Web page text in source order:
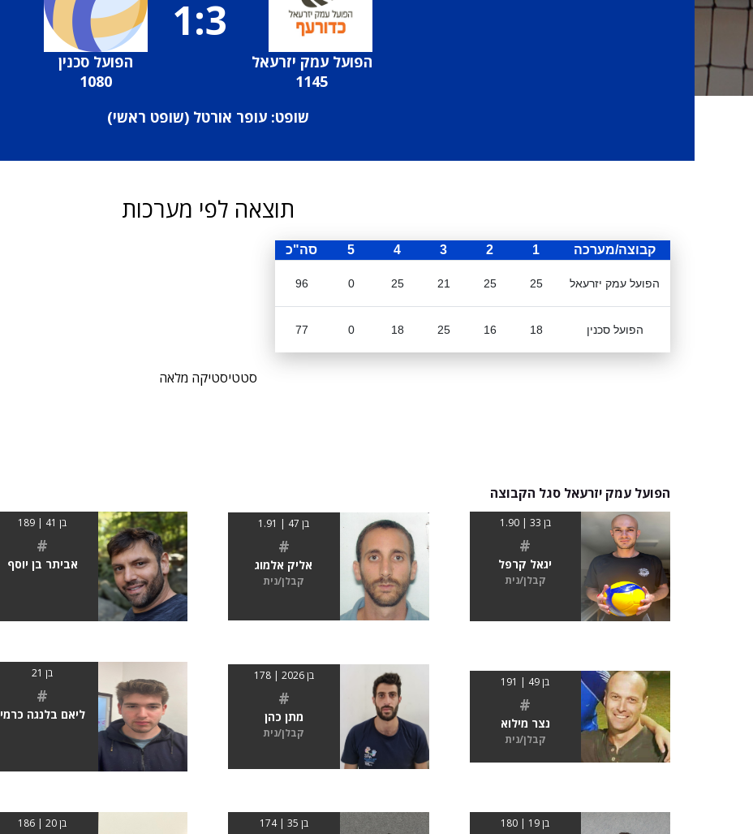
הפועל עמק יזרעאל
1145
1:3
הפועל סכנין
1080
שופט: עופר אורטל (שופט ראשי)
תוצאה לפי מערכות
קבוצה/מערכה 1
2
3
4
5 סה"כ
הפועל עמק יזרעאל 25
25
21
25
0
96
הפועל סכנין 18
16
25
18
0
77
סטטיסטיקה מלאה
הפועל עמק יזרעאל סגל הקבוצה
בן 33 | 1.90
#
יגאל קרפל
קבלן/נית
בן 47 | 1.91
#
אליק אלמוג
קבלן/נית
בן 41 | 189
#
אביתר בן יוסף
בן 49 | 191
#
נצר מילוא
קבלן/נית
בן 2026 | 178
#
מתן כהן
קבלן/נית
בן 21
#
ליאם בלנגה כרמי
בן 19 | 180 בן 35 | 174 בן 20 | 186